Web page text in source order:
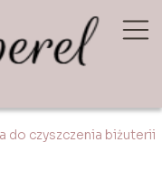
do czyszczenia biżuterii